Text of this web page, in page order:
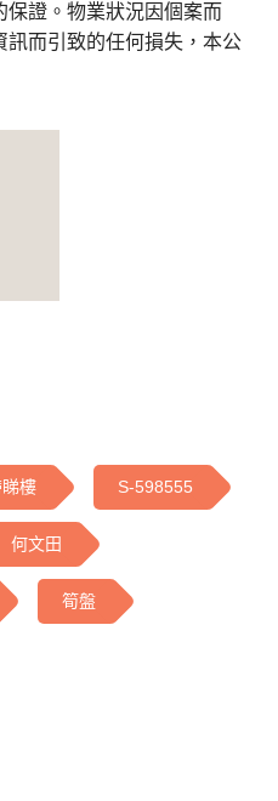
證。物業狀況因個案而
而引致的任何損失，本公
樓 S-598555
何文田
筍盤